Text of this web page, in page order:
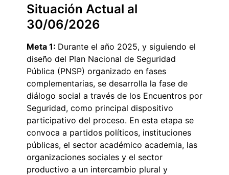
Situación Actual al
30/06/2026
Meta 1: Durante el año 2025, y siguiendo el
diseño del Plan Nacional de Seguridad
Pública (PNSP) organizado en fases
complementarias, se desarrolla la fase de
diálogo social a través de los Encuentros por
Seguridad, como principal dispositivo
participativo del proceso. En esta etapa se
convoca a partidos políticos, instituciones
públicas, el sector académico academia, las
organizaciones sociales y el sector
productivo a un intercambio plural y